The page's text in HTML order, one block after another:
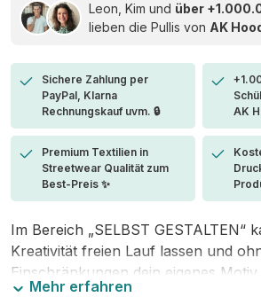
Leon, Kim und über
lieben die Pullis von AK
Sichere Zahlung per
PayPal, Klarna
Rechnungskauf uvm. 🔒
AK
Premium Textilien in
Streetwear Qualität zum
Best-Preis ✨
Im Bereich „SELBST GESTALTEN“
Kreativität freien Lauf lassen und
Einschränkungen dein eigenes
Mehr erfahren